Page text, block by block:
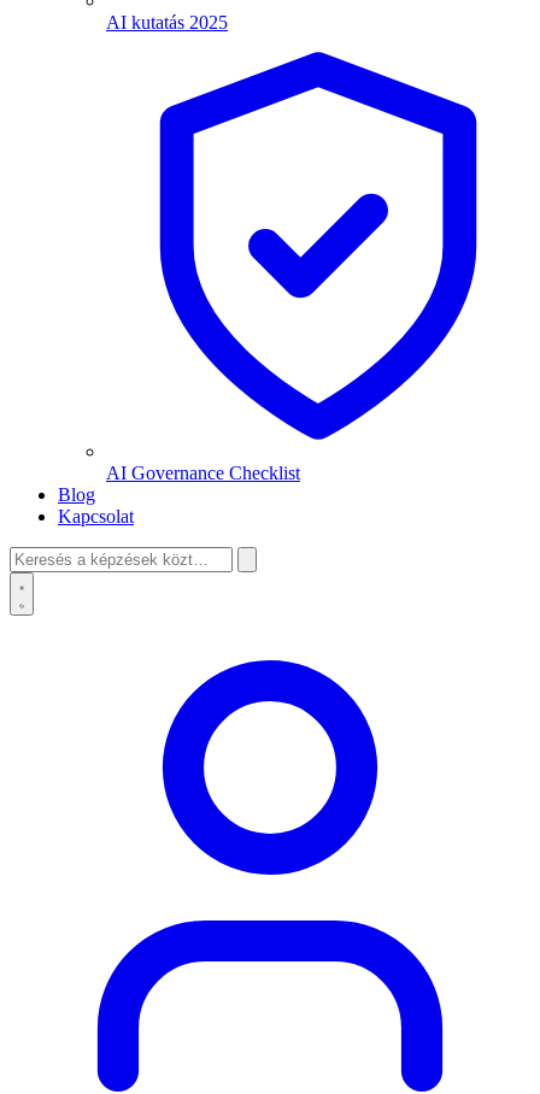
AI kutatás 2025
AI Governance Checklist
Blog
Kapcsolat